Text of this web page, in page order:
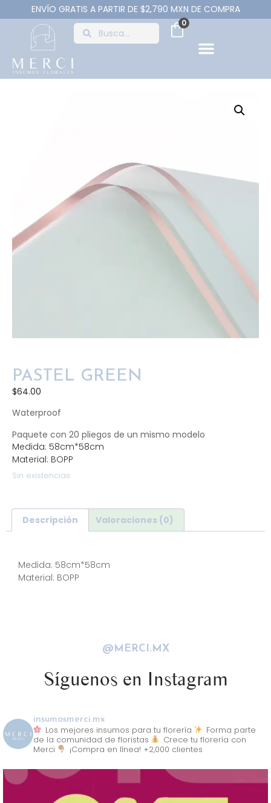
ENVÍO GRATIS A PARTIR DE $2,790 MXN DE COMPRA
0
PASTEL GREEN
$64.00
Waterproof
Paquete con 20 pliegos de un mismo modelo
Medida: 58cm*58cm
Material: BOPP
Sin existencias
Descripción Valoraciones (0)
Medida: 58cm*58cm
Material: BOPP
@MERCI.MX
Síguenos en Instagram
insumosmerci.mx
Los mejores insumos para tu florería
Forma parte
de la comunidad de floristas
Crece tu florería con
Merci
¡Compra en línea! +2,000 clientes